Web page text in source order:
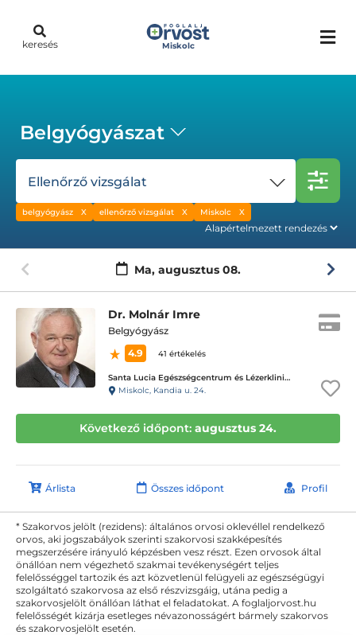
keresés Miskolc
Belgyógyászat
Ellenőrző vizsgálat
belgyógyász ellenőrző vizsgálat Miskolc
Ma, augusztus 08.
Dr. Molnár Imre
Belgyógyász
4.9
41 értékelés
Santa Lucia Egészségcentrum és Lézerklinika
Miskolc, Kandia u. 24.
Következő időpont: augusztus 24.
Árlista Összes időpont Profil
* Szakorvos jelölt (rezidens): általános orvosi oklevéllel rendelkező
orvos, aki jogszabályok szerinti szakorvosi szakképesítés
megszerzésére irányuló képzésben vesz részt. Ezen orvosok által
önállóan nem végezhető szakmai tevékenységért teljes
felelősséggel tartozik és azt közvetlenül felügyeli az egészségügyi
szolgáltató szakorvosa az első részvizsgáig, utána pedig a
szakorvosjelölt önállóan láthat el feladatokat. A foglaljorvost.hu
felelősségét kizárja esetleges névazonosságért bármely szakorvos
és szakorvosjelölt esetén.